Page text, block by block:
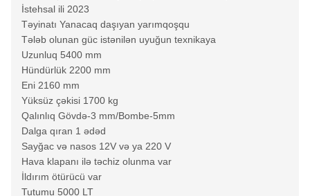
İstehsal ili 2023
Təyinatı Yanacaq daşıyan yarımqoşqu
Tələb olunan güc istənilən uyuğun texnikaya
Uzunluq 5400 mm
Hündürlük 2200 mm
Eni 2160 mm
Yüksüz çəkisi 1700 kg
Qalınlıq Gövdə-3 mm/Bombe-5mm
Dalga qıran 1 ədəd
Sayğac və nasos 12V və ya 220 V
Hava klapanı ilə təchiz olunma var
İldırım ötürücü var
Tutumu 5000 LT